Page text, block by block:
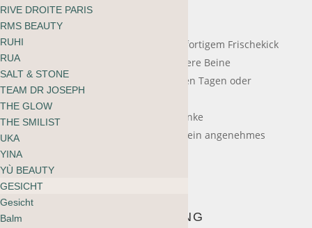
Benefits
Leichte, entspannte Beine mit sofortigem Frischekick
Sofortige Frische für müde, schwere Beine
Belebt und entspannt nach langen Tagen oder
Entspannung für Muskeln + Gelenke
Zieht schnell ein und hinterlässt ein angenehmes
ANWENDUNG
RIVE DROITE PARIS
RMS BEAUTY
RUHI
RUA
SALT & STONE
TEAM DR JOSEPH
THE GLOW
THE SMILIST
UKA
YINA
YÙ BEAUTY
GESICHT
Gesicht
Balm